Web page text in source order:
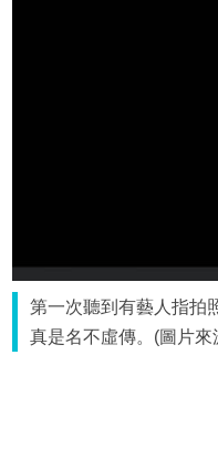
第一次聽到有藝人指拍
真是名不虛傳。(圖片